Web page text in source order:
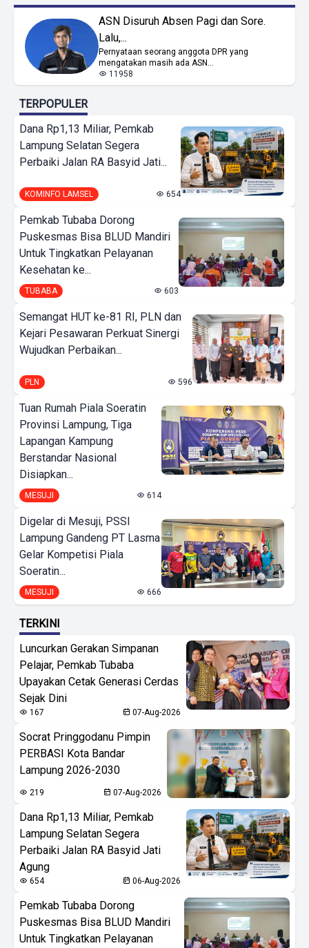
ASN Disuruh Absen Pagi dan Sore.
Lalu,...
Pernyataan seorang anggota DPR yang
mengatakan masih ada ASN...
11958
TERPOPULER
Dana Rp1,13 Miliar, Pemkab
Lampung Selatan Segera
Perbaiki Jalan RA Basyid Jati...
KOMINFO LAMSEL 654
Pemkab Tubaba Dorong
Puskesmas Bisa BLUD Mandiri
Untuk Tingkatkan Pelayanan
Kesehatan ke...
TUBABA 603
Semangat HUT ke-81 RI, PLN dan
Kejari Pesawaran Perkuat Sinergi
Wujudkan Perbaikan...
PLN 596
Tuan Rumah Piala Soeratin
Provinsi Lampung, Tiga
Lapangan Kampung
Berstandar Nasional
Disiapkan...
MESUJI 614
Digelar di Mesuji, PSSI
Lampung Gandeng PT Lasma
Gelar Kompetisi Piala
Soeratin...
MESUJI 666
TERKINI
Luncurkan Gerakan Simpanan
Pelajar, Pemkab Tubaba
Upayakan Cetak Generasi Cerdas
Sejak Dini
167 07-Aug-2026
Socrat Pringgodanu Pimpin
PERBASI Kota Bandar
Lampung 2026-2030
219 07-Aug-2026
Dana Rp1,13 Miliar, Pemkab
Lampung Selatan Segera
Perbaiki Jalan RA Basyid Jati
Agung
654 06-Aug-2026
Pemkab Tubaba Dorong
Puskesmas Bisa BLUD Mandiri
Untuk Tingkatkan Pelayanan